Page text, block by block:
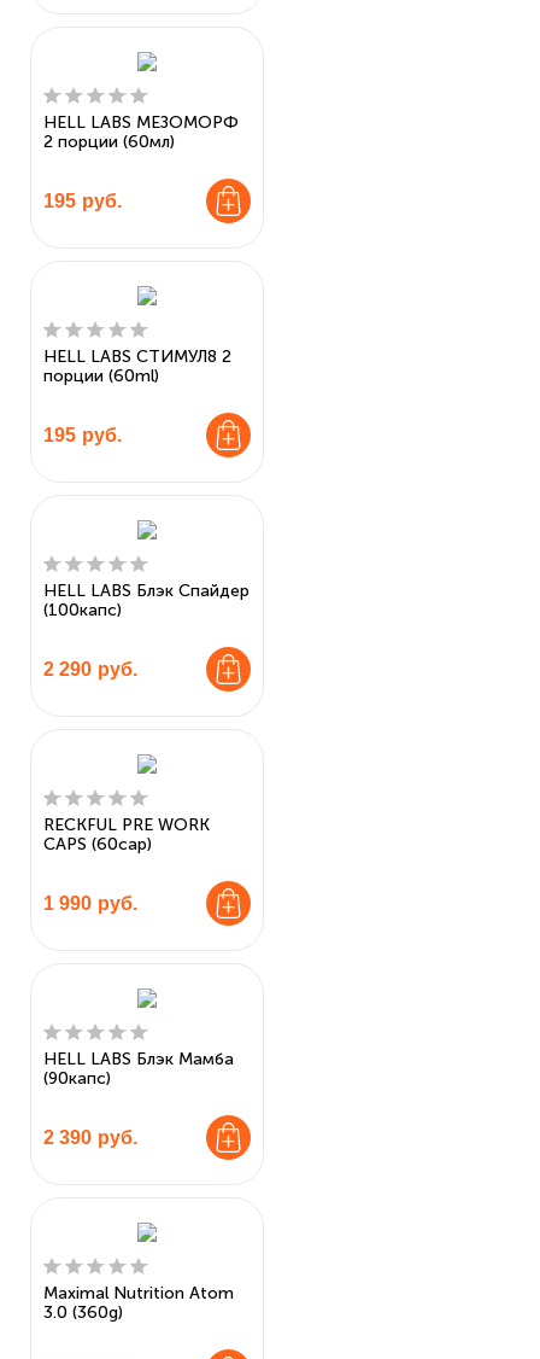
HELL LABS МЕЗОМОРФ
2 порции (60мл)
195 руб.
HELL LABS СТИМУЛ8 2
порции (60ml)
195 руб.
HELL LABS Блэк Спайдер
(100капс)
2 290 руб.
RECKFUL PRE WORK
CAPS (60cap)
1 990 руб.
HELL LABS Блэк Мамба
(90капс)
2 390 руб.
Maximal Nutrition Atom
3.0 (360g)